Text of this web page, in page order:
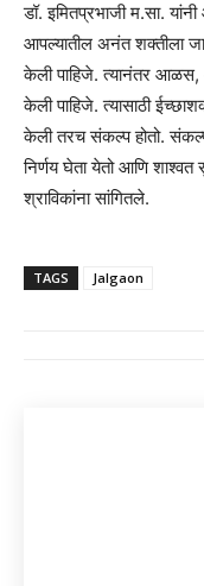
डॉ. इमितप्रभाजी म.सा.
आपल्यातील अनंत शक्तीला
केली पाहिजे. त्यानंतर आळस,
केली पाहिजे. त्यासाठी
केली तरच संकल्प होतो.
निर्णय घेता येतो आणि
श्राविकांना सांगितले.
TAGS Jalgaon